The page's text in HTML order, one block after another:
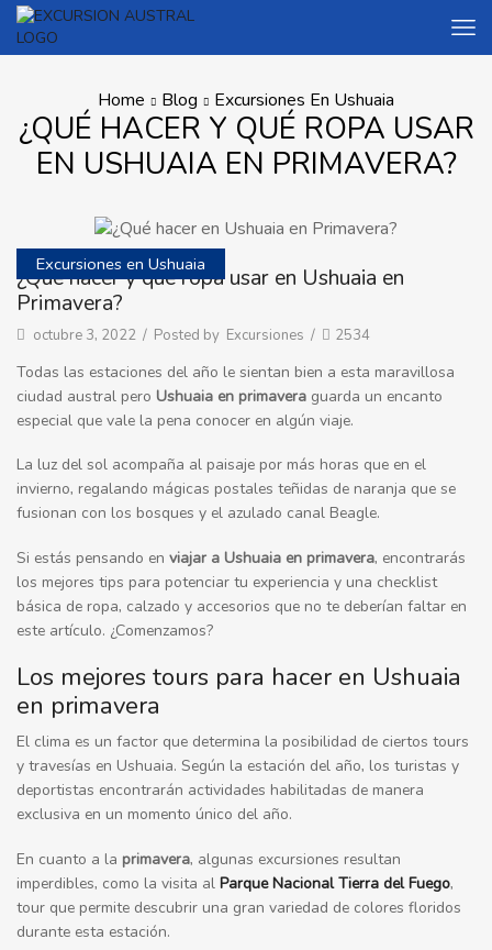
Home Blog Excursiones En Ushuaia
¿QUÉ HACER Y QUÉ ROPA USAR
EN USHUAIA EN PRIMAVERA?
Excursiones en Ushuaia
¿Qué hacer y qué ropa usar en Ushuaia en
Primavera?
octubre 3, 2022 / Posted by Excursiones / 2534
Todas las estaciones del año le sientan bien a esta maravillosa
ciudad austral pero Ushuaia en primavera guarda un encanto
especial que vale la pena conocer en algún viaje.
La luz del sol acompaña al paisaje por más horas que en el
invierno, regalando mágicas postales teñidas de naranja que se
fusionan con los bosques y el azulado canal Beagle.
Si estás pensando en viajar a Ushuaia en primavera, encontrarás
los mejores tips para potenciar tu experiencia y una checklist
básica de ropa, calzado y accesorios que no te deberían faltar en
este artículo. ¿Comenzamos?
Los mejores tours para hacer en Ushuaia
en primavera
El clima es un factor que determina la posibilidad de ciertos tours
y travesías en Ushuaia. Según la estación del año, los turistas y
deportistas encontrarán actividades habilitadas de manera
exclusiva en un momento único del año.
En cuanto a la primavera, algunas excursiones resultan
imperdibles, como la visita al Parque Nacional Tierra del Fuego,
tour que permite descubrir una gran variedad de colores floridos
durante esta estación.